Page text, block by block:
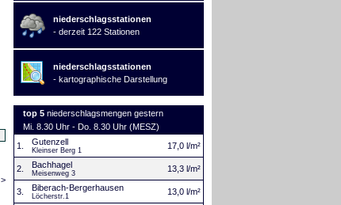
niederschlagsstationen
- derzeit 122 Stationen
niederschlagsstationen
- kartographische Darstellung
top 5 niederschlagsmengen gestern
Mi. 8.30 Uhr - Do. 8.30 Uhr (MESZ)
1.
Gutenzell
Kleinser Berg 1 17,0 l/m²
2. Bachhagel
Meisenweg 3 13,3 l/m²
3. Biberach-Bergerhausen
Löcherstr.1 13,0 l/m²